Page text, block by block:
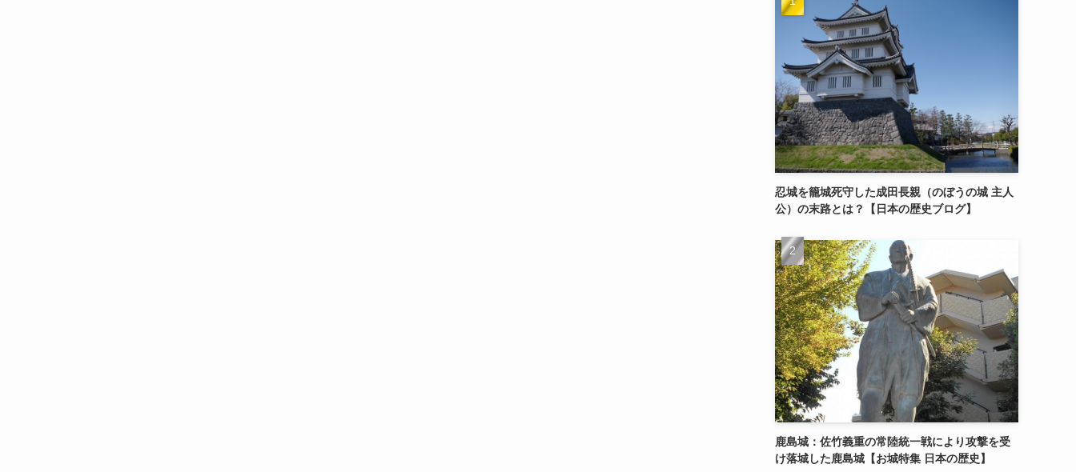
忍城を籠城死守した成田長親（のぼうの城 主人
公）の末路とは？【日本の歴史ブログ】
鹿島城：佐竹義重の常陸統一戦により攻撃を受
け落城した鹿島城【お城特集 日本の歴史】